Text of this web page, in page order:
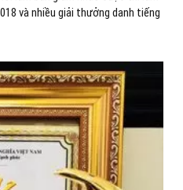
và nhiều giải thưởng danh tiếng